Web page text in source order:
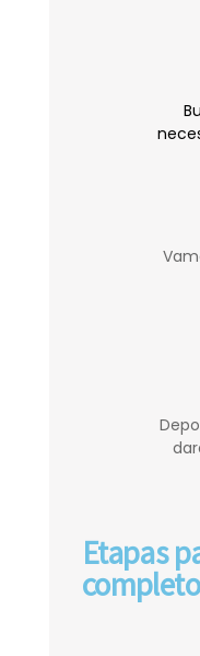
Etapas
completo